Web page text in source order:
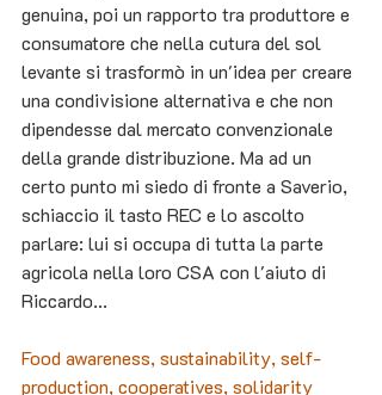
genuina, poi un rapporto tra produttore e
consumatore che nella cutura del sol
levante si trasformò in un'idea per creare
una condivisione alternativa e che non
dipendesse dal mercato convenzionale
della grande distribuzione. Ma ad un
certo punto mi siedo di fronte a Saverio,
schiaccio il tasto REC e lo ascolto
parlare: lui si occupa di tutta la parte
agricola nella loro CSA con l'aiuto di
Riccardo...
Food awareness, sustainability, self-
production, cooperatives, solidarity